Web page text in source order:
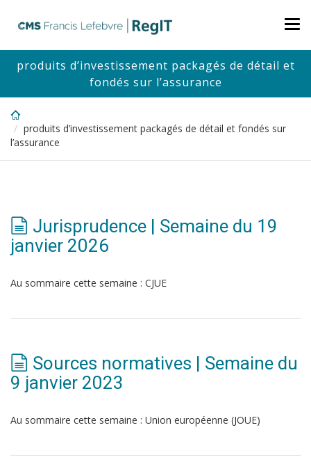
content
produits d’investissement packagés de détail et
fondés sur l’assurance
produits d’investissement packagés de détail et fondés sur
l’assurance
Jurisprudence | Semaine du 19
janvier 2026
Au sommaire cette semaine : CJUE
Sources normatives | Semaine du
9 janvier 2023
Au sommaire cette semaine : Union européenne (JOUE)